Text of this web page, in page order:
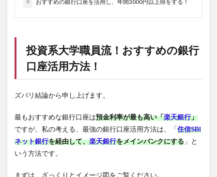
9 おすすめの銀行口座を活用し、年間3000円以上得をする！
投資系大学職員流！おすすめの銀行
口座活用方法！
ズバリ結論から申し上げます。
最もおすすめな銀行口座は預金利率が最も高い「楽天銀行」
ですが、私の考える、最強の銀行口座活用方法は、「住信SBI
ネット銀行を経由して、楽天銀行をメインバンクにする 」と
いう方法です。
まずは、ざっくりとイメージ図をご覧ください。